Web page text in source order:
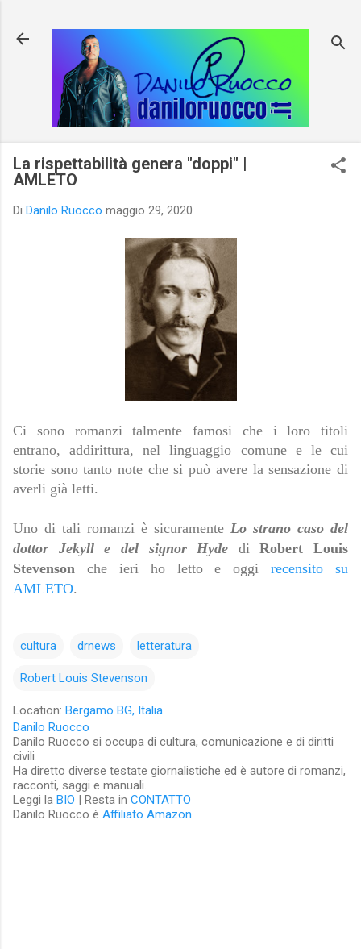
La rispettabilità genera "doppi" |
AMLETO
Di Danilo Ruocco maggio 29, 2020
Ci sono romanzi talmente famosi che i loro titoli
entrano, addirittura, nel linguaggio comune e le cui
storie sono tanto note che si può avere la sensazione di
averli già letti.
Uno di tali romanzi è sicuramente Lo strano caso del
dottor Jekyll e del signor Hyde diRobert Louis
Stevenson che ieri ho letto e oggirecensito su
AMLETO.
cultura drnews letteratura
Robert Louis Stevenson
Location: Bergamo BG, Italia
Danilo Ruocco
Danilo Ruocco si occupa di cultura, comunicazione e di diritti
civili.
Ha diretto diverse testate giornalistiche ed è autore di romanzi,
racconti, saggi e manuali.
Leggi la BIO | Resta in CONTATTO
Danilo Ruocco è Affiliato Amazon